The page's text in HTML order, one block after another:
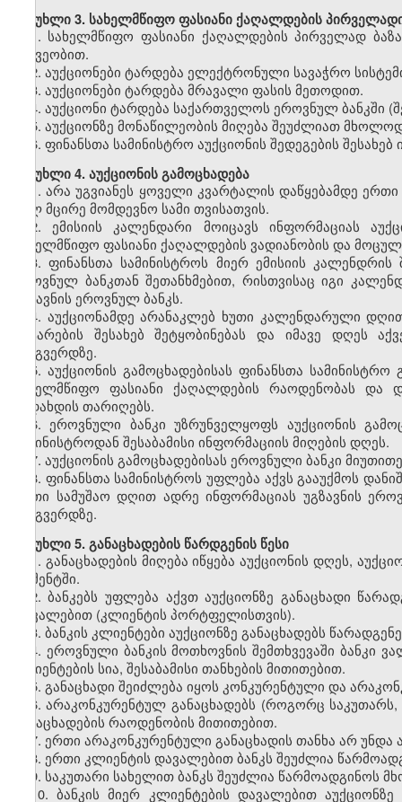
მუხლი 3. სახელმწიფო ფასიანი ქაღალდების
1. სახელმწიფო ფასიანი ქაღალდების პირველად
მეშვეობით.
2. აუქციონები ტარდება ელექტრონული სავაჭრო
3. აუქციონები ტარდება მრავალი ფასის მეთოდით.
4. აუქციონი ტარდება საქართველოს ეროვნულ ბანკში
5. აუქციონზე მონაწილეობის მიღება შეუძლიათ
6. ფინანსთა სამინისტრო აუქციონის შედეგების
მუხლი 4. აუქციონის გამოცხადება
1. არა უგვიანეს ყოველი კვარტალის დაწყებამდე
სულ მცირე მომდევნო სამი თვისათვის.
2. ემისიის კალენდარი მოიცავს ინფორმაციას
სახელმწიფო ფასიანი ქაღალდების ვადიანობის და
3. ფინანსთა სამინისტროს მიერ ემისიის
ეროვნულ ბანკთან შეთანხმებით, რისთვისაც იგი
უგზავნის ეროვნულ ბანკს.
4. აუქციონამდე არანაკლებ ხუთი კალენდარული
ჩატარების შესახებ შეტყობინებას და იმავე დღეს
ვებგვერდზე.
5. აუქციონის გამოცხადებისას ფინანსთა
სახელმწიფო ფასიანი ქაღალდების რაოდენობას და
გადახდის თარიღებს.
6. ეროვნული ბანკი უზრუნველყოფს აუქციონის
სამინისტროდან შესაბამისი ინფორმაციის მიღების დღეს.
7. აუქციონის გამოცხადებისას ეროვნული ბანკი
8. ფინანსთა სამინისტროს უფლება აქვს გააუქმოს
ერთი სამუშაო დღით ადრე ინფორმაციას უგზავნის
ვებგვერდზე.
მუხლი 5. განაცხადების წარდგენის წესი
1. განაცხადების მიღება იწყება აუქციონის დღეს,
მომენტში.
2. ბანკებს უფლება აქვთ აუქციონზე განაცხადი
დავალებით (კლიენტის პორტფელისთვის).
3. ბანკის კლიენტები აუქციონზე განაცხადებს
4. ეროვნული ბანკის მოთხოვნის შემთხვევაში ბანკი
კლიენტების სია, შესაბამისი თანხების მითითებით.
5. განაცხადი შეიძლება იყოს კონკურენტული და
6. არაკონკურენტულ განაცხადებს (როგორც
განაცხადების რაოდენობის მითითებით.
7. ერთი არაკონკურენტული განაცხადის თანხა არ
8. ერთი კლიენტის დავალებით ბანკს შეუძლია
9. საკუთარი სახელით ბანკს შეუძლია წარმოადგინოს
10. ბანკის მიერ კლიენტების დავალებით